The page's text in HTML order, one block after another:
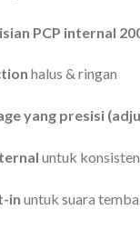
PCP internal
halus & ringan
yang presisi
untuk
in untuk suara